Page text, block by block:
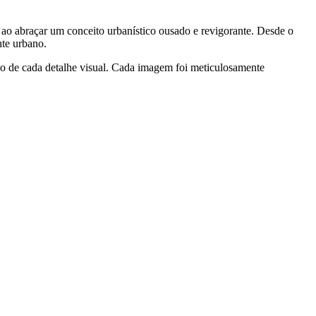
abraçar um conceito urbanístico ousado e revigorante. Desde o
urbano.
de cada detalhe visual. Cada imagem foi meticulosamente